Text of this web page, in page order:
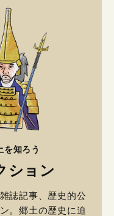
を知ろう
ション
誌記事、歴史的公
。郷土の歴史に迫